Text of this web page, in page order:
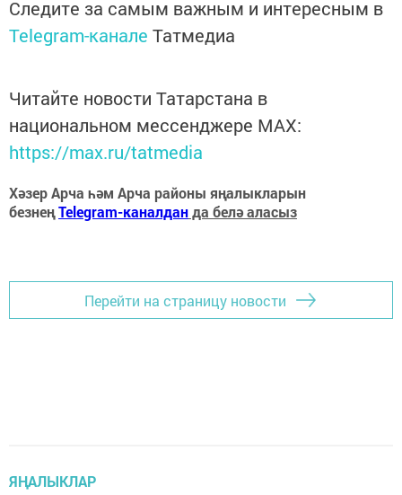
Следите за самым важным и интересным в
Telegram-канале Татмедиа
Читайте новости Татарстана в
национальном мессенджере MАХ:
https://max.ru/tatmedia
Хәзер Арча һәм Арча районы яңалыкларын
безнеңTelegram-каналданда белә аласыз
Перейти на страницу новости
ЯҢАЛЫКЛАР